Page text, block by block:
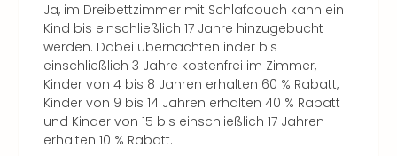
Ja, im Dreibettzimmer mit Schlafcouch kann ein
Kind bis einschließlich 17 Jahre hinzugebucht
werden. Dabei übernachten inder bis
einschließlich 3 Jahre kostenfrei im Zimmer,
Kinder von 4 bis 8 Jahren erhalten 60 % Rabatt,
Kinder von 9 bis 14 Jahren erhalten 40 % Rabatt
und Kinder von 15 bis einschließlich 17 Jahren
erhalten 10 % Rabatt.